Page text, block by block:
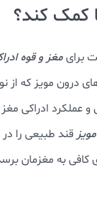
کمک کند؟
برایمغز و قوه
درون مویز که از
عملکرد ادراکی
قند طبیعی را در
به مغزمان